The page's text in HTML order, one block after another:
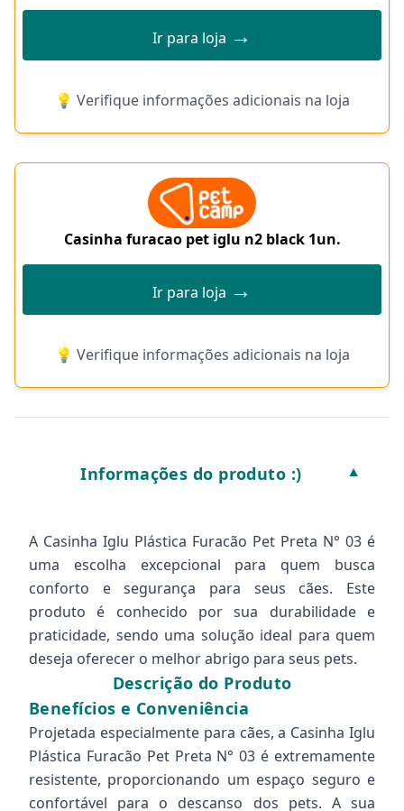
Ir para loja →
💡 Verifique informações adicionais na loja
Casinha furacao pet iglu n2 black 1un.
Ir para loja →
💡 Verifique informações adicionais na loja
Informações do produto :) ▼
A Casinha Iglu Plástica Furacão Pet Preta N° 03 é
uma escolha excepcional para quem busca
conforto e segurança para seus cães. Este
produto é conhecido por sua durabilidade e
praticidade, sendo uma solução ideal para quem
deseja oferecer o melhor abrigo para seus pets.
Descrição do Produto
Benefícios e Conveniência
Projetada especialmente para cães, a Casinha Iglu
Plástica Furacão Pet Preta N° 03 é extremamente
resistente, proporcionando um espaço seguro e
confortável para o descanso dos pets. A sua